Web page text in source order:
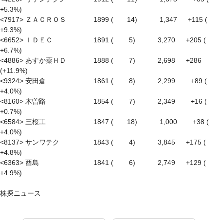
+5.3%)
<7917> ＺＡＣＲＯＳ　　　　1899 (　　14)　　　 1,347 　 +115 (
+9.3%)
<6652> ＩＤＥＣ　　　　　　1891 (　　 5)　　　 3,270 　 +205 (
+6.7%)
<4886> あすか薬ＨＤ　　　　1888 (　　 7)　　　 2,698 　 +286
(+11.9%)
<9324> 安田倉　　　　　　　1861 (　　 8)　　　 2,299　　 +89 (
+4.0%)
<8160> 木曽路　　　　　　　1854 (　　 7)　　　 2,349　　 +16 (
+0.7%)
<6584> 三桜工　　　　　　　1847 (　　18)　　　 1,000　　 +38 (
+4.0%)
<8137> サンワテク　　　　　1843 (　　 4)　　　 3,845 　 +175 (
+4.8%)
<6363> 酉島　　　　　　　　1841 (　　 6)　　　 2,749 　 +129 (
+4.9%)